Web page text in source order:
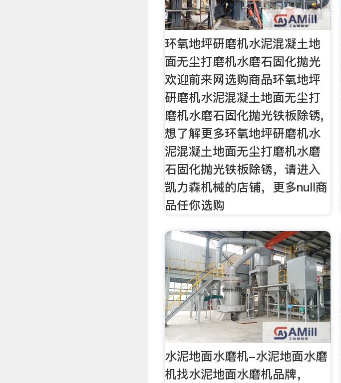
环氧地坪研磨机水泥混凝土地
面无尘打磨机水磨石固化抛光
欢迎前来网选购商品环氧地坪
研磨机水泥混凝土地面无尘打
磨机水磨石固化抛光铁板除锈,
想了解更多环氧地坪研磨机水
泥混凝土地面无尘打磨机水磨
石固化抛光铁板除锈，请进入
凯力森机械的店铺，更多null商
品任你选购
水泥地面水磨机-水泥地面水磨
机找水泥地面水磨机品牌，